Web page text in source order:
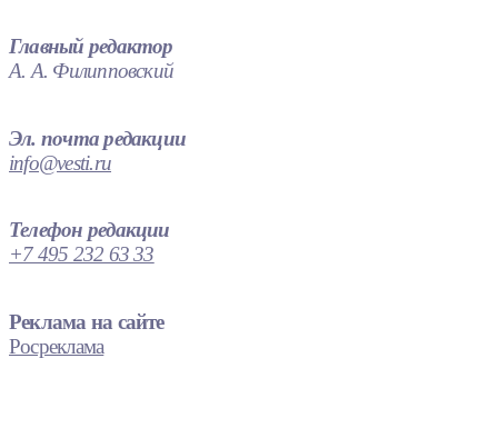
Главный редактор
А. А. Филипповский
Эл. почта редакции
info@vesti.ru
Телефон редакции
+7 495 232 63 33
Реклама на сайте
Росреклама